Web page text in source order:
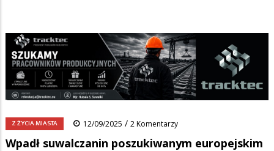
Ścieżka
nawigacyjna
Strona główna Wiadomości/Z życia miasta/
Wpadł suwalczanin poszukiwanym europejskim nakazem
aresztowania
FacebookPinterest Tumblr
Z ŻYCIA MIASTA 12/09/2025 / 2 Komentarzy
Wpadł suwalczanin poszukiwanym europejskim